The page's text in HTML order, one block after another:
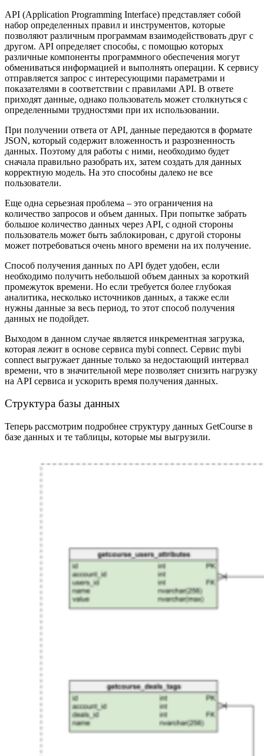
API (Application Programming Interface) представляет собой
набор определенных правил и инструментов, которые
позволяют различным программам взаимодействовать друг с
другом. API определяет способы, с помощью которых
различные компоненты программного обеспечения могут
обмениваться информацией и выполнять операции. К сервису
отправляется запрос с интересующими параметрами и
показателями в соответствии с правилами API. В ответе
приходят данные, однако пользователь может столкнуться с
определенными трудностями при их использовании.
При получении ответа от API, данные передаются в формате
JSON, который содержит вложенность и разрозненность
данных. Поэтому для работы с ними, необходимо будет
сначала правильно разобрать их, затем создать для данных
корректную модель. На это способны далеко не все
пользователи.
Еще одна серьезная проблема – это ограничения на
количество запросов и объем данных. При попытке забрать
большое количество данных через API, с одной стороны
пользователь может быть заблокирован, с другой стороны
может потребоваться очень много времени на их получение.
Способ получения данных по API будет удобен, если
необходимо получить небольшой объем данных за короткий
промежуток времени. Но если требуется более глубокая
аналитика, несколько источников данных, а также если
нужны данные за весь период, то этот способ получения
данных не подойдет.
Выходом в данном случае является инкрементная загрузка,
которая лежит в основе сервиса mybi connect. Сервис mybi
connect выгружает данные только за недостающий интервал
времени, что в значительной мере позволяет снизить нагрузку
на API сервиса и ускорить время получения данных.
Структура базы данных
Теперь рассмотрим подробнее структуру данных GetCourse в
базе данных и те таблицы, которые мы выгрузили.